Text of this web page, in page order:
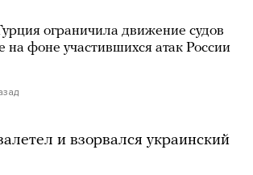
ограничила движение судов
фоне участившихся атак России
и взорвался украинский